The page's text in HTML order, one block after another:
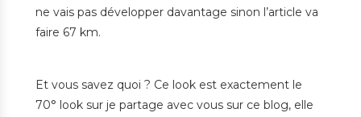
ne vais pas développer davantage sinon l’article va
faire 67 km.
Et vous savez quoi ? Ce look est exactement le
70° look sur je partage avec vous sur ce blog, elle